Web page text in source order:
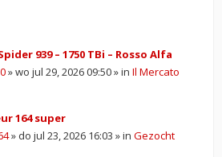
939 – 1750 TBi – Rosso Alfa
» wo jul 29, 2026 09:50 » in Il Mercato
164 super
» do jul 23, 2026 16:03 » in Gezocht